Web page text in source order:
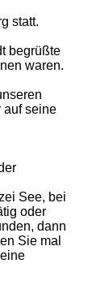
statt.
begrüßte
waren.
auf seine
See, bei
oder
dann
Sie mal